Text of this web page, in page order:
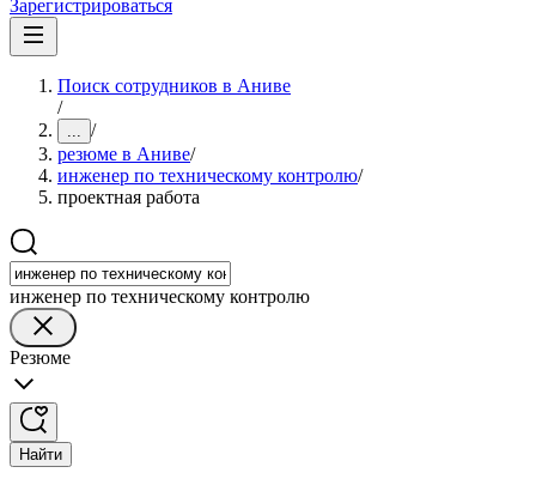
Зарегистрироваться
Поиск сотрудников в Аниве
/
... /
резюме в Аниве/
инженер по техническому контролю/
проектная работа
инженер по техническому контролю
Резюме
Найти